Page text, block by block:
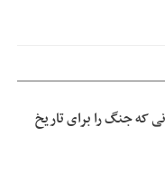
که جنگ را برای تاریخ